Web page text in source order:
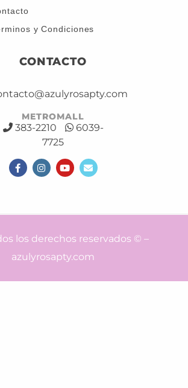
y Condiciones
CONTACTO
METROMALL
383-2210
6039-
7725
los derechos reservados © –
azulyrosapty.com